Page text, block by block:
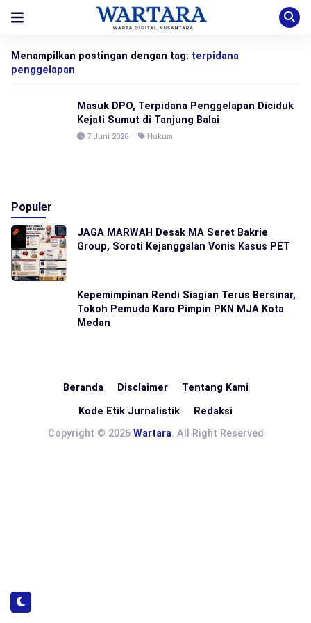
Menampilkan postingan dengan tag: terpidana
penggelapan
Masuk DPO, Terpidana Penggelapan Diciduk
Kejati Sumut di Tanjung Balai
7 Juni 2026 Hukum
Populer
JAGA MARWAH Desak MA Seret Bakrie
Group, Soroti Kejanggalan Vonis Kasus PET
Kepemimpinan Rendi Siagian Terus Bersinar,
Tokoh Pemuda Karo Pimpin PKN MJA Kota
Medan
Beranda Disclaimer Tentang Kami
Kode Etik Jurnalistik
Redaksi
Copyright © 2026 Wartara. All Right Reserved